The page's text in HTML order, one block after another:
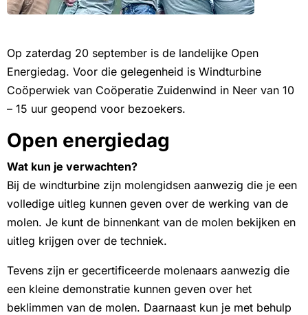
Op zaterdag 20 september is de landelijke Open
Energiedag. Voor die gelegenheid is Windturbine
Coöperwiek van Coöperatie Zuidenwind in Neer van 10
– 15 uur geopend voor bezoekers.
Open energiedag
Wat kun je verwachten?
Bij de windturbine zijn molengidsen aanwezig die je een
volledige uitleg kunnen geven over de werking van de
molen. Je kunt de binnenkant van de molen bekijken en
uitleg krijgen over de techniek.
Tevens zijn er gecertificeerde molenaars aanwezig die
een kleine demonstratie kunnen geven over het
beklimmen van de molen. Daarnaast kun je met behulp